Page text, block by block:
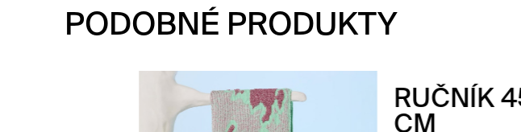
PODOBNÉ PRODUKTY
RUČNÍK 45×100